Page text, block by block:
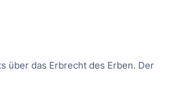
über das Erbrecht des Erben. Der